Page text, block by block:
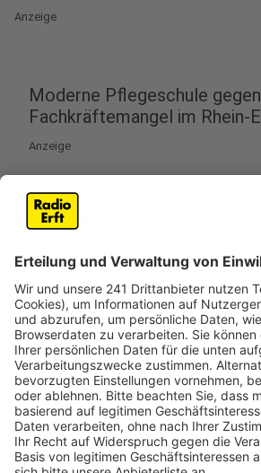
Anzeige
Moderne Pflegeschule gegen
Fachkräftemangel im Rhein-
Anzeige
In Kerpen-Horrem entsteht gerade
neue Pflegeschule der Caritas Rhein-
Bauarbeiten liegen voll im Zeitplan,
Caritas. Der Rohbau ist fertig und
Richtfest eingeweiht. Im
die Ausbildung an der Pflegeschule
Bis dahin entsteht auf über 1.100
komplett barrierefreier Neubau in
modernen Klassenzimmern, einem
Aufenthaltsträumen und Büros. Dort
Azubis und Studierende in
Pflegeberufen ausgebildet werden.